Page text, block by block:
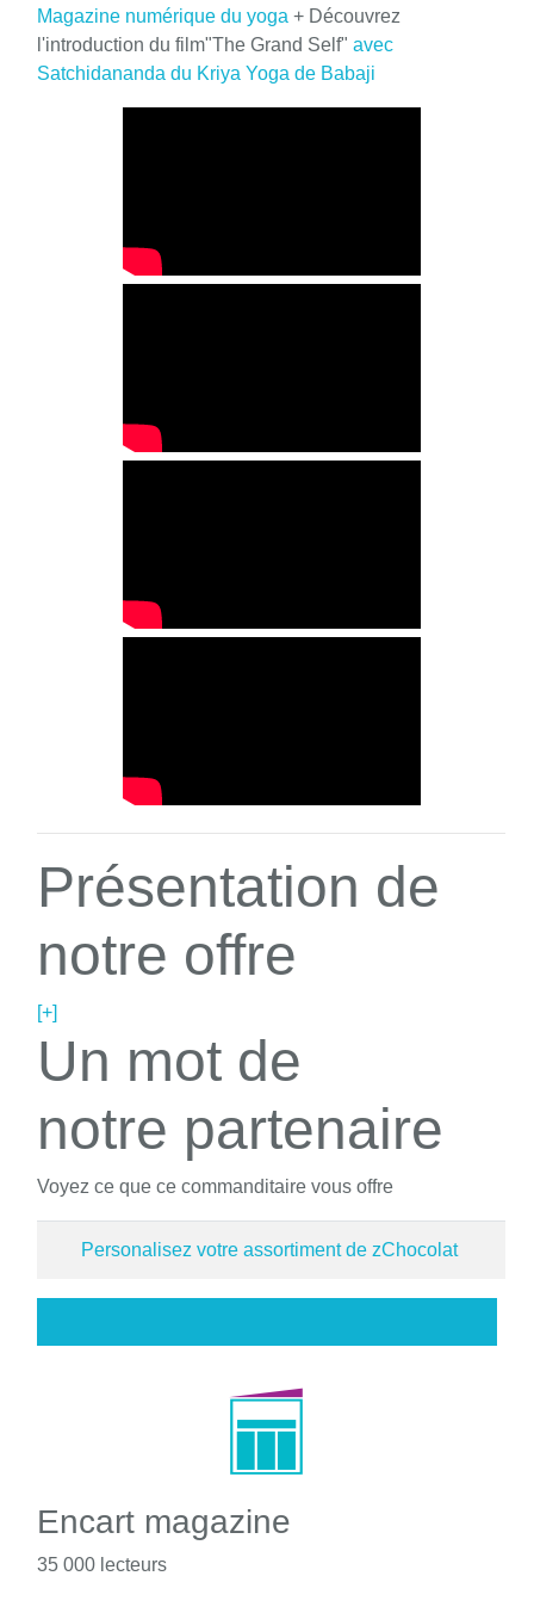
Magazine numérique du yoga + Découvrez
l'introduction du film"The Grand Self" avec
Satchidananda du Kriya Yoga de Babaji
Présentation de
notre offre
[+]
Un mot de
notre partenaire
Voyez ce que ce commanditaire vous offre
Personalisez votre assortiment de zChocolat
Encart magazine
35 000 lecteurs